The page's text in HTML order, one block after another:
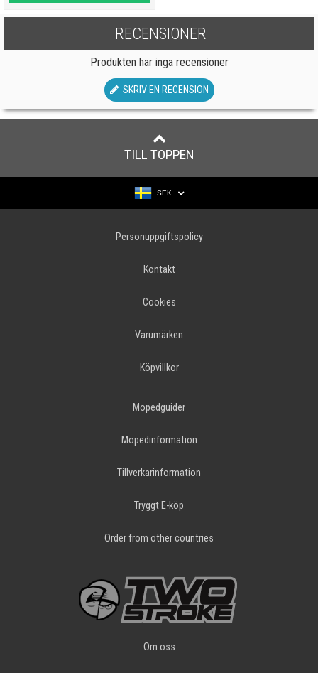
RECENSIONER
Produkten har inga recensioner
SKRIV EN RECENSION
TILL TOPPEN
SEK
Personuppgiftspolicy
Kontakt
Cookies
Varumärken
Köpvillkor
Mopedguider
Mopedinformation
Tillverkarinformation
Tryggt E-köp
Order from other countries
Om oss